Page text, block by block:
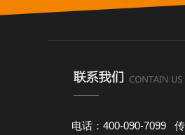
电话：400-090-7099